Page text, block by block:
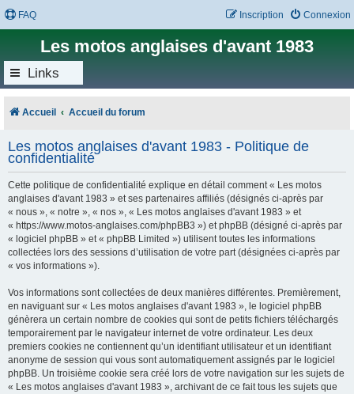
FAQ Connexion
Inscription
Les motos anglaises d'avant 1983
Links
Accueil Accueil du forum
Les motos anglaises d'avant 1983 - Politique de
confidentialité
Cette politique de confidentialité explique en détail comment « Les motos
anglaises d'avant 1983 » et ses partenaires affiliés (désignés ci-après par
« nous », « notre », « nos », « Les motos anglaises d'avant 1983 » et
« https://www.motos-anglaises.com/phpBB3 ») et phpBB (désigné ci-après par
« logiciel phpBB » et « phpBB Limited ») utilisent toutes les informations
collectées lors des sessions d’utilisation de votre part (désignées ci-après par
« vos informations »).
Vos informations sont collectées de deux manières différentes. Premièrement,
en naviguant sur « Les motos anglaises d'avant 1983 », le logiciel phpBB
génèrera un certain nombre de cookies qui sont de petits fichiers téléchargés
temporairement par le navigateur internet de votre ordinateur. Les deux
premiers cookies ne contiennent qu’un identifiant utilisateur et un identifiant
anonyme de session qui vous sont automatiquement assignés par le logiciel
phpBB. Un troisième cookie sera créé lors de votre navigation sur les sujets de
« Les motos anglaises d'avant 1983 », archivant de ce fait tous les sujets que